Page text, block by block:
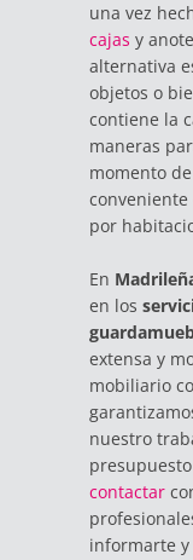
una vez
cajas y
alternativa
objetos o
contiene la
maneras
momento
por
En
en los
extensa y
mobiliario
nuestro
contactar
informarte